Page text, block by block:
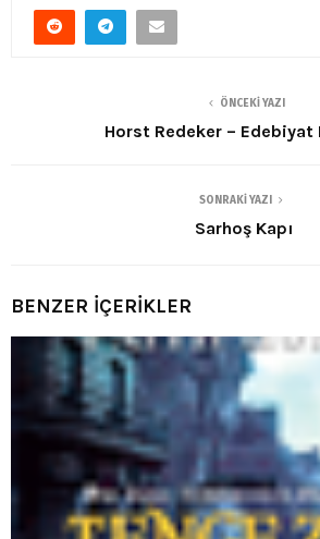
ÖNCEKI YAZI
Horst Redeker –
SONRAKI YAZI
Sarhoş Kapı
BENZER İÇERİKLER